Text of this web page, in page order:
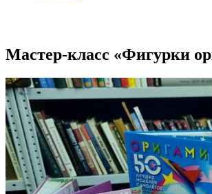
Мастер-класс «Фигурки